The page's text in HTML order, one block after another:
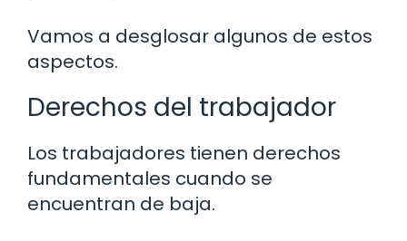
Vamos a desglosar algunos de estos
aspectos.
Derechos del trabajador
Los trabajadores tienen derechos
fundamentales cuando se
encuentran de baja.